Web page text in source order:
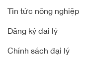
Tin tức nông nghiệp
Đăng ký đại lý
Chính sách đại lý